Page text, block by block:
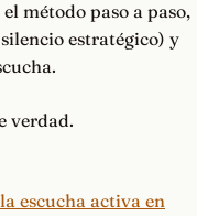
método paso a paso,
estratégico) y
verdad.
escucha activa en